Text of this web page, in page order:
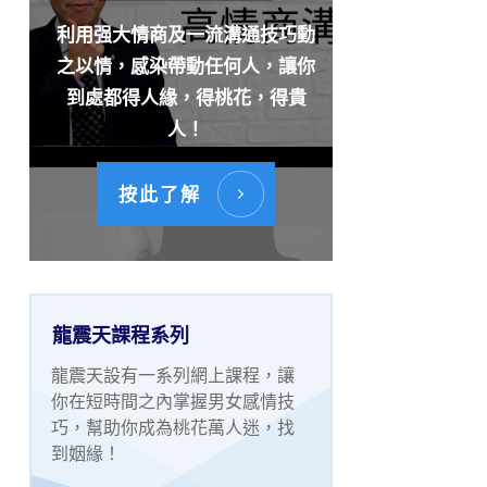
利用强大情商及一流溝通技巧動
之以情，感染帶動任何人，讓你
到處都得人緣，得桃花，得貴
人！
按此了解
龍震天課程系列
龍震天設有一系列網上課程，讓
你在短時間之內掌握男女感情技
巧，幫助你成為桃花萬人迷，找
到姻緣！